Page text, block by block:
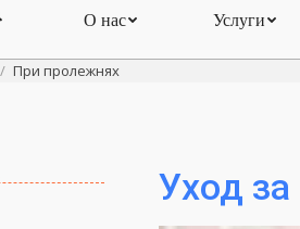
О нас Услуги
При пролежнях
Уход